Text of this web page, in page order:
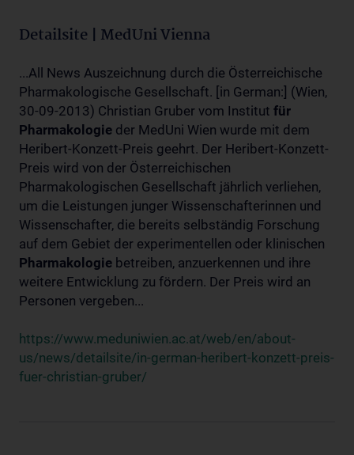
Detailsite | MedUni Vienna
...All News Auszeichnung durch die Österreichische
Pharmakologische Gesellschaft. [in German:] (Wien,
30-09-2013) Christian Gruber vom Institut für
Pharmakologie der MedUni Wien wurde mit dem
Heribert-Konzett-Preis geehrt. Der Heribert-Konzett-
Preis wird von der Österreichischen
Pharmakologischen Gesellschaft jährlich verliehen,
um die Leistungen junger Wissenschafterinnen und
Wissenschafter, die bereits selbständig Forschung
auf dem Gebiet der experimentellen oder klinischen
Pharmakologie betreiben, anzuerkennen und ihre
weitere Entwicklung zu fördern. Der Preis wird an
Personen vergeben...
https://www.meduniwien.ac.at/web/en/about-
us/news/detailsite/in-german-heribert-konzett-preis-
fuer-christian-gruber/